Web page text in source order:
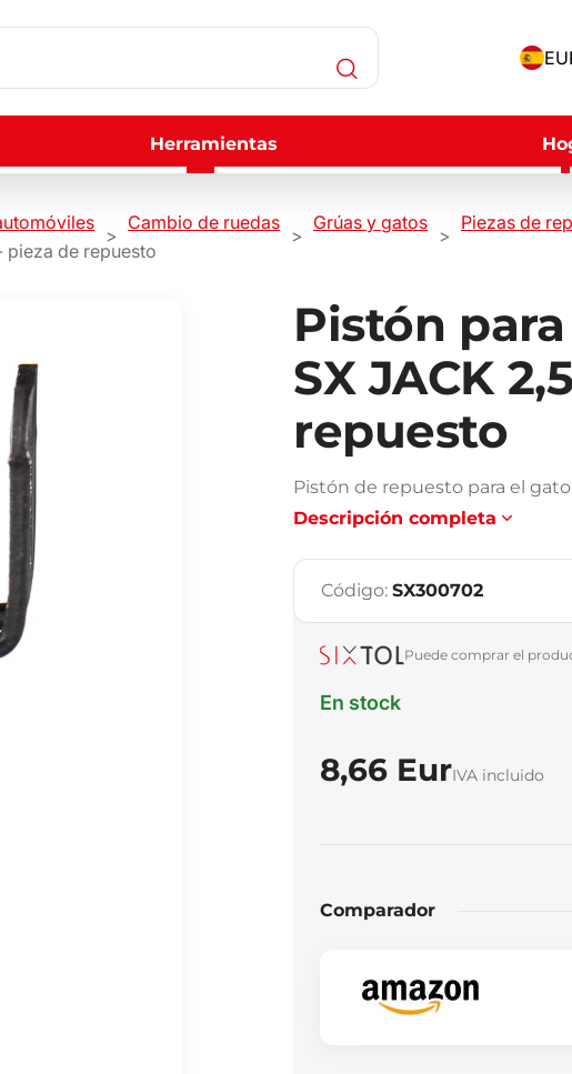
Herramientas
Cambio de ruedas Grúas y gatos
Piezas de
pieza de repuesto
Pistón
SX JACK
repuesto
Pistón de repuesto para el gato
Descripción completa
Código: SX300702
Puede comprar el
En stock
8,66 EurIVA incluido
Comparador